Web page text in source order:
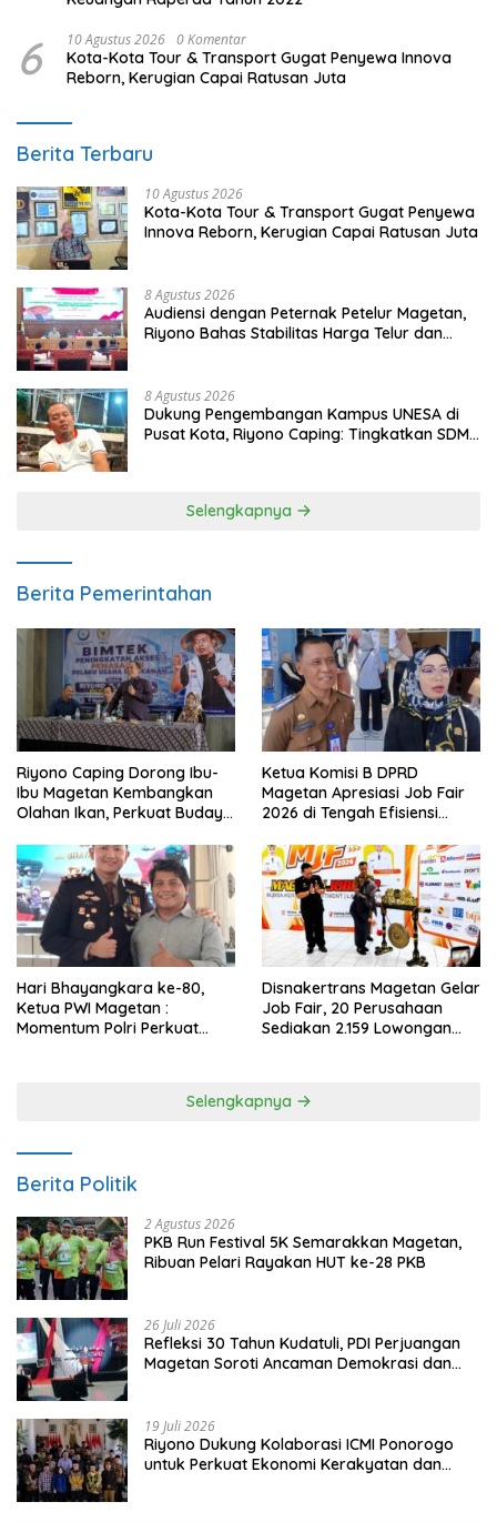
6 10 Agustus 2026 0 Komentar
Kota-Kota Tour & Transport Gugat Penyewa Innova
Reborn, Kerugian Capai Ratusan Juta
Berita Terbaru
10 Agustus 2026
Kota-Kota Tour & Transport Gugat Penyewa
Innova Reborn, Kerugian Capai Ratusan Juta
8 Agustus 2026
Audiensi dengan Peternak Petelur Magetan,
Riyono Bahas Stabilitas Harga Telur dan
8 Agustus 2026
Dukung Pengembangan Kampus UNESA di
Pusat Kota, Riyono Caping: Tingkatkan SDM
Selengkapnya
Berita Pemerintahan
Riyono Caping Dorong Ibu-
Ibu Magetan Kembangkan
Olahan Ikan, Perkuat Budaya
Ketua Komisi B DPRD
Magetan Apresiasi Job Fair
2026 di Tengah Efisiensi
Hari Bhayangkara ke-80,
Ketua PWI Magetan :
Momentum Polri Perkuat
Disnakertrans Magetan Gelar
Job Fair, 20 Perusahaan
Sediakan 2.159 Lowongan
Selengkapnya
Berita Politik
2 Agustus 2026
PKB Run Festival 5K Semarakkan Magetan,
Ribuan Pelari Rayakan HUT ke-28 PKB
26 Juli 2026
Refleksi 30 Tahun Kudatuli, PDI Perjuangan
Magetan Soroti Ancaman Demokrasi dan
19 Juli 2026
Riyono Dukung Kolaborasi ICMI Ponorogo
untuk Perkuat Ekonomi Kerakyatan dan